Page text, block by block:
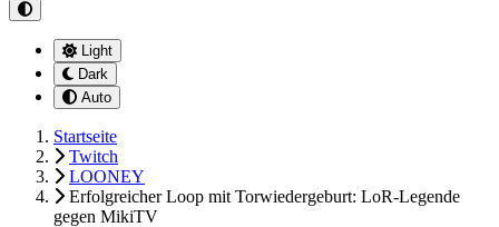
Light
Dark
Auto
Startseite
Twitch
LOONEY
Erfolgreicher Loop mit Torwiedergeburt: LoR-Legende
gegen MikiTV